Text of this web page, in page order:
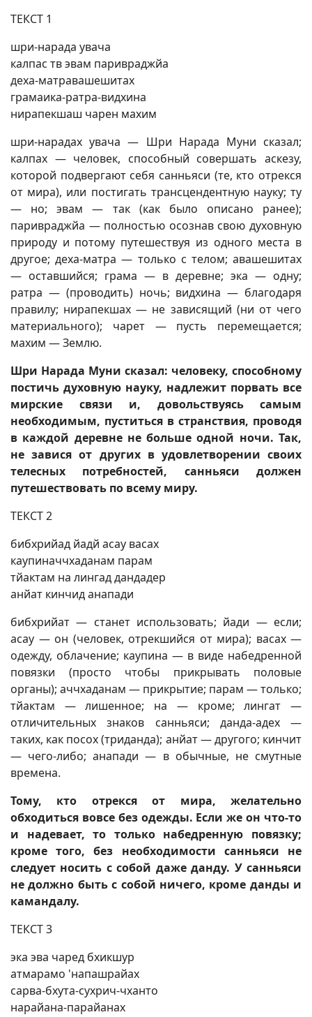
ТЕКСТ 1
шри-нарада увача
калпас тв эвам паривраджйа
деха-матравашешитах
грамаика-ратра-видхина
нирапекшаш чарен махим
шри-нарадах увача — Шри Нарада Муни сказал;
калпах — человек, способный совершать аскезу,
которой подвергают себя санньяси (те, кто отрекся
от мира), или постигать трансцендентную науку; ту
— но; эвам — так (как было описано ранее);
паривраджйа — полностью осознав свою духовную
природу и потому путешествуя из одного места в
другое; деха-матра — только с телом; авашешитах
— оставшийся; грама — в деревне; эка — одну;
ратра — (проводить) ночь; видхина — благодаря
правилу; нирапекшах — не зависящий (ни от чего
материального); чарет — пусть перемещается;
махим — Землю.
Шри Нарада Муни сказал: человеку, способному
постичь духовную науку, надлежит порвать все
мирские связи и, довольствуясь самым
необходимым, пуститься в странствия, проводя
в каждой деревне не больше одной ночи. Так,
не завися от других в удовлетворении своих
телесных потребностей, санньяси должен
путешествовать по всему миру.
ТЕКСТ 2
бибхрийад йадй асау васах
каупиначчхаданам парам
тйактам на лингад дандадер
анйат кинчид анапади
бибхрийат — станет использовать; йади — если;
асау — он (человек, отрекшийся от мира); васах —
одежду, облачение; каупина — в виде набедренной
повязки (просто чтобы прикрывать половые
органы); аччхаданам — прикрытие; парам — только;
тйактам — лишенное; на — кроме; лингат —
отличительных знаков санньяси; данда-адех —
таких, как посох (триданда); анйат — другого; кинчит
— чего-либо; анапади — в обычные, не смутные
времена.
Тому, кто отрекся от мира, желательно
обходиться вовсе без одежды. Если же он что-то
и надевает, то только набедренную повязку;
кроме того, без необходимости санньяси не
следует носить с собой даже данду. У санньяси
не должно быть с собой ничего, кроме данды и
камандалу.
ТЕКСТ 3
эка эва чаред бхикшур
атмарамо 'напашрайах
сарва-бхута-сухрич-чханто
нарайана-парайанах